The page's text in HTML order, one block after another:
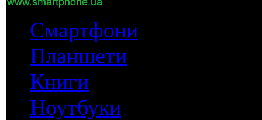
Смартфони
Планшети
Книги
Ноутбуки